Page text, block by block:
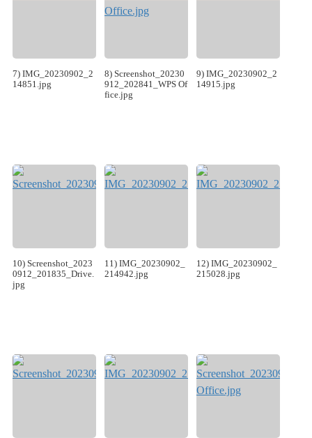
7) IMG_20230902_2
14851.jpg
8) Screenshot_20230
912_202841_WPS Of
fice.jpg
9) IMG_20230902_2
14915.jpg
10) Screenshot_2023
0912_201835_Drive.
jpg
11) IMG_20230902_
214942.jpg
12) IMG_20230902_
215028.jpg